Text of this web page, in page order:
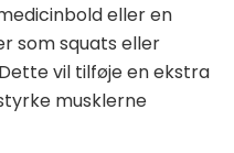
eller en
som squats eller
vil tilføje en ekstra
musklerne